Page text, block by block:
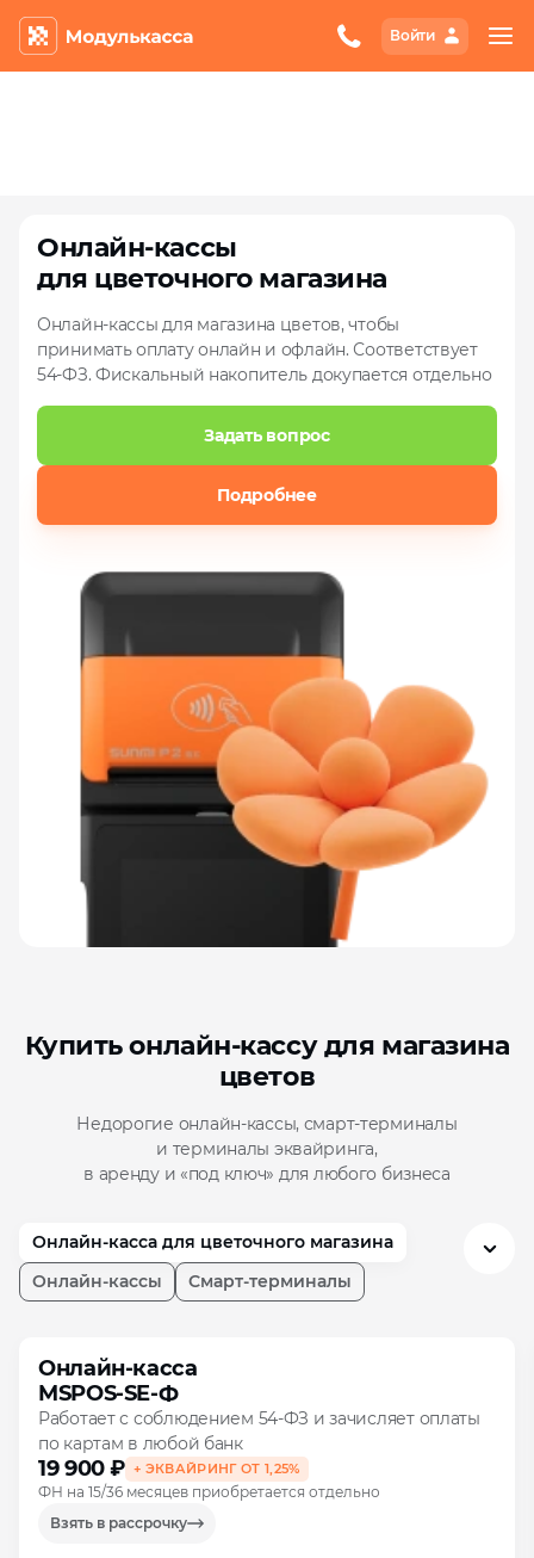
Войти
Подробнее
Онлайн‑кассы
для цветочного магазина
Онлайн‑кассы для магазина цветов, чтобы
принимать оплату онлайн и офлайн. Соответствует
54‑ФЗ. Фискальный накопитель докупается отдельно
Задать вопрос
Подробнее
Купить онлайн‑кассу для магазина
цветов
Недорогие онлайн‑кассы, смарт‑терминалы
и терминалы эквайринга,
в аренду и «под ключ» для любого бизнеса
Онлайн‑касса для цветочного магазина
Онлайн‑кассы
Смарт-терминалы
Онлайн‑касса
MSPOS‑SE‑Ф
Работает с соблюдением 54‑ФЗ и зачисляет оплаты
по картам в любой банк
19 900 ₽ + ЭКВАЙРИНГ ОТ 1,25%
ФН на 15/36 месяцев приобретается отдельно
Взять в рассрочку